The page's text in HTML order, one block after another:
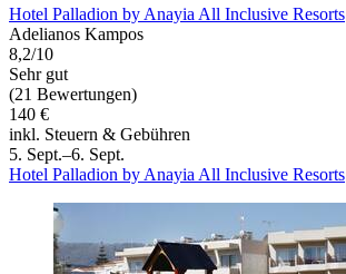
Hotel Palladion by Anayia All Inclusive Resorts
Adelianos Kampos
8,2/10
Sehr gut
(21 Bewertungen)
140 €
inkl. Steuern & Gebühren
5. Sept.–6. Sept.
Hotel Palladion by Anayia All Inclusive Resorts